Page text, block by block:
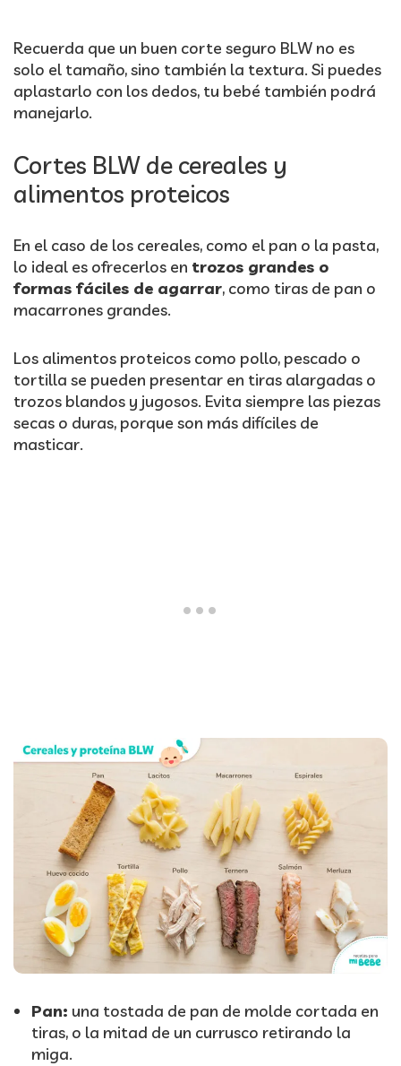
Recuerda que un buen corte seguro BLW no es
solo el tamaño, sino también la textura. Si puedes
aplastarlo con los dedos, tu bebé también podrá
manejarlo.
Cortes BLW de cereales y
alimentos proteicos
En el caso de los cereales, como el pan o la pasta,
lo ideal es ofrecerlos en trozos grandes o
formas fáciles de agarrar, como tiras de pan o
macarrones grandes.
Los alimentos proteicos como pollo, pescado o
tortilla se pueden presentar en tiras alargadas o
trozos blandos y jugosos. Evita siempre las piezas
secas o duras, porque son más difíciles de
masticar.
Pan: una tostada de pan de molde cortada en
tiras, o la mitad de un currusco retirando la
miga.